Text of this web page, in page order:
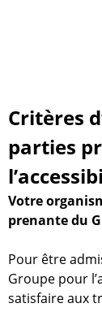
d
s
p
o
u
r
l
A
c
c
Critères
parties
Votre
prenante du
Pour être
Groupe pour
satisfaire aux